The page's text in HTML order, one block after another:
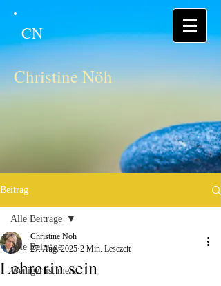
CN
Christine Nöh
Beitrag
Alle Beiträge
Weniger ist mehr
Alle Beiträge
Lehrerin sein
Christine Nöh
27. Aug. 2025 2 Min. Lesezeit